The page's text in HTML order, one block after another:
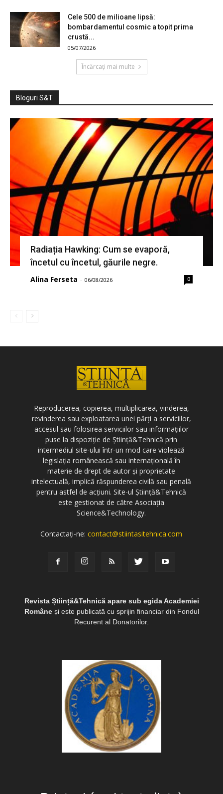
Cele 500 de milioane lipsă:
bombardamentul cosmic a topit prima
crustă...
05/07/2026
Încărcați mai multe
Bloguri S&T
Radiația Hawking: Cum se evaporă,
încetul cu încetul, găurile negre.
Alina Ferseta - 06/08/2026 0
Reproducerea, copierea, multiplicarea, vinderea,
revinderea sau exploatarea unei părți a serviciilor,
accesul sau folosirea serviciilor sau informațiilor
puse la dispoziție de Știință&Tehnică prin
intermediul site-ului într-un mod care violează
legislația românească sau internațională în
materie de drept de autor și proprietate
intelectuală, implică răspunderea civilă sau penală
pentru astfel de acțiuni. Site-ul Știință&Tehnică
este gestionat de către Asociația
Science&Technology.
Contactați-ne:contact@stiintasitehnica.com
Revista Știință&Tehnică apare sub egida Academiei
Româneși este publicată cu sprijin financiar din Fondul
Recurent al Donatorilor.